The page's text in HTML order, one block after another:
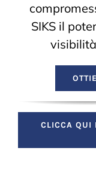
SIKS il
CLICCA QUI